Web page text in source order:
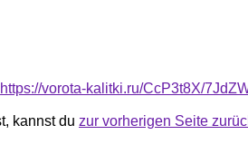
https://vorota-kalitki.ru/CcP3t8X/
kannst du zur vorherigen Seite